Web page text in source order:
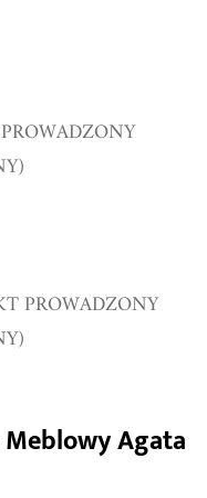
PROWADZONY
Agata